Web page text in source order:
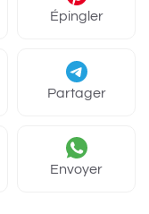
Épingler
Partager
Envoyer